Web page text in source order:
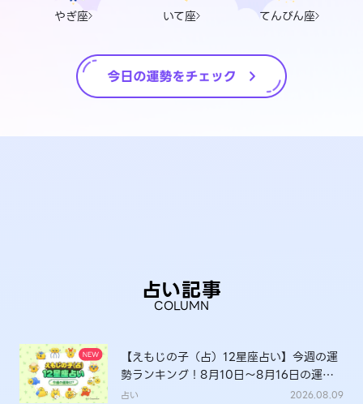
やぎ座 いて座 てんびん座
占い記事
COLUMN
【えもじの子（占）12星座占い】今週の運
勢ランキング！8月10日～8月16日の運勢
は？
占い 2026.08.09